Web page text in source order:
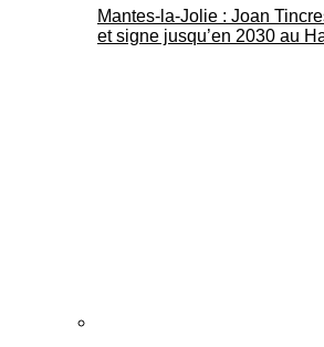
Mantes-la-Jolie : Joan
et signe jusqu’en 2030 au